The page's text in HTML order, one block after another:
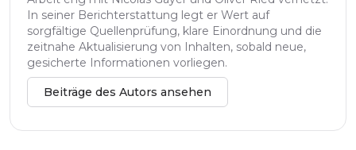
In seiner Berichterstattung legt er Wert auf
sorgfältige Quellenprüfung, klare Einordnung und die
zeitnahe Aktualisierung von Inhalten, sobald neue,
gesicherte Informationen vorliegen.
Beiträge des Autors ansehen